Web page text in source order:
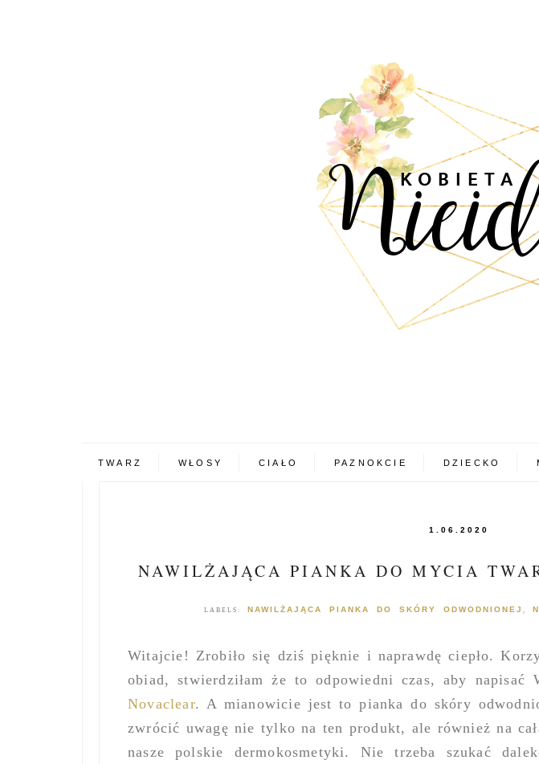
TWARZ WŁOSY CIAŁO PAZNOKCIE DZIECKO
1.06.2020
NAWILŻAJĄCA PIANKA DO MYCIA
LABELS: NAWILŻAJĄCA PIANKA DO SKÓRY ODWODNIONEJ ,
Witajcie! Zrobiło się dziś pięknie i naprawdę ciepło.
obiad, stwierdziłam że to odpowiedni czas, aby napisać
Novaclear. A mianowicie jest to pianka do skóry
zwrócić uwagę nie tylko na ten produkt, ale również na
nasze polskie dermokosmetyki. Nie trzeba szukać